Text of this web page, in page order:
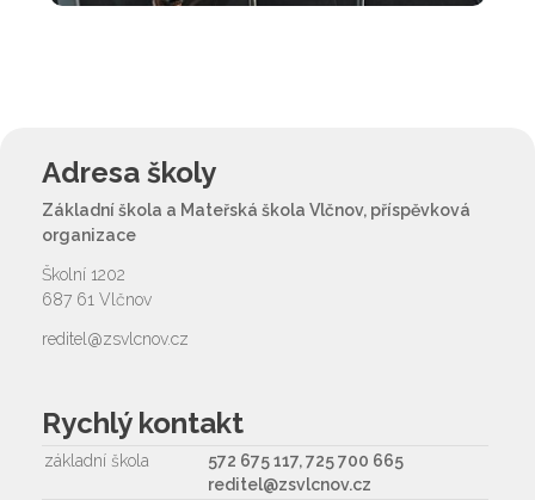
Adresa školy
Základní škola a Mateřská škola Vlčnov, příspěvková
organizace
Školní 1202
687 61 Vlčnov
reditel@zsvlcnov.cz
Rychlý kontakt
základní škola
572 675 117, 725 700 665
reditel@zsvlcnov.cz